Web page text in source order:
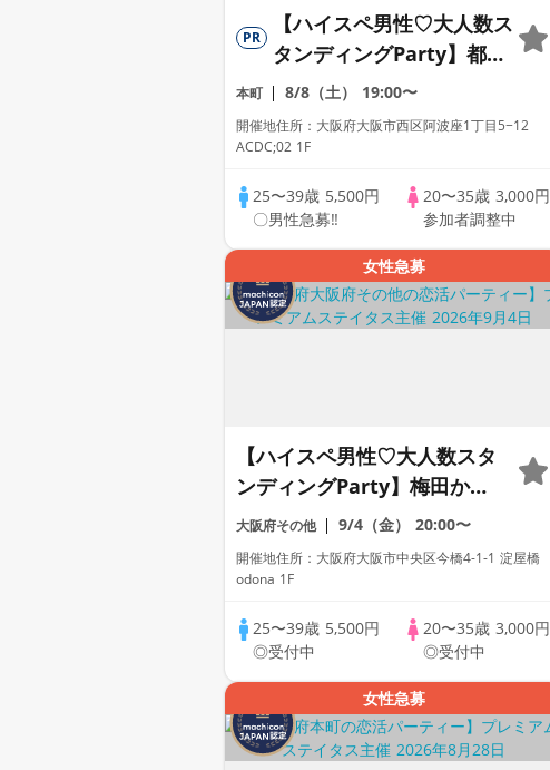
PR
【ハイスペ男性♡大人数ス
タンディングParty】都心
のリゾートカフェ
Dining♡【男性ドレスコ
ード有り♡資格証100%確
♡【毎週末開催♡累計110
万人突破☆プレミアムステ
本町 8/8（土） 19:00〜
開催地住所：大阪府大阪市西区阿波座1丁目5−12
ACDC;02 1F
25〜39歳 5,500円
〇男性急募‼
20〜35歳 3,000円
参加者調整中
女性急募
【ハイスペ男性♡大人数スタ
ンディングParty】梅田から1
駅♡駅直結の人気Dining【男
性ドレスコード有り♡資格証
100%確認】ドリンク飲み放
レミアムステイタス♡】
大阪府その他 9/4（金） 20:00〜
開催地住所：大阪府大阪市中央区今橋4-1-1 淀屋橋
odona 1F
25〜39歳 5,500円
◎受付中
20〜35歳 3,000円
◎受付中
女性急募